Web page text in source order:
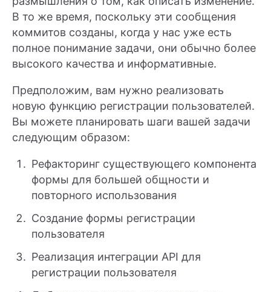
В то же время, поскольку эти сообщения
коммитов созданы, когда у нас уже есть
полное понимание задачи, они обычно более
высокого качества и информативные.
Предположим, вам нужно реализовать
новую функцию регистрации пользователей.
Вы можете планировать шаги вашей задачи
следующим образом:
Рефакторинг существующего компонента
формы для большей общности и
повторного использования
Создание формы регистрации
пользователя
Реализация интеграции API для
регистрации пользователя